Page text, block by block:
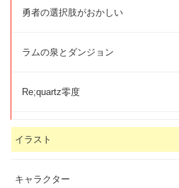
勇者の選択肢がおかしい
ラムの泉とダンジョン
Re;quartz零度
イラスト
キャラクター